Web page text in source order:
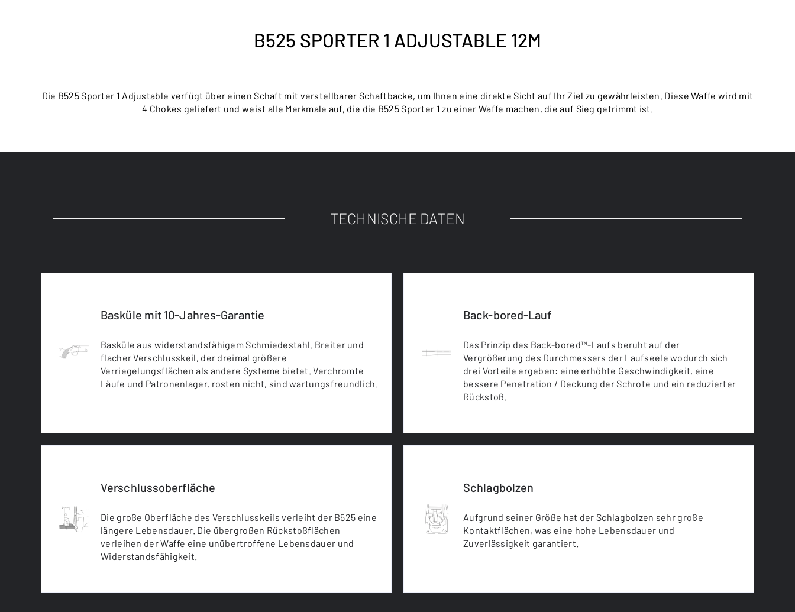
B525 SPORTER 1 ADJUSTABLE 12M
Die B525 Sporter 1 Adjustable verfügt über einen Schaft mit verstellbarer Schaftbacke, um Ihnen eine direkte Sicht auf Ihr Ziel zu gewährleisten. Diese Waffe wird mit
4 Chokes geliefert und weist alle Merkmale auf, die die B525 Sporter 1 zu einer Waffe machen, die auf Sieg getrimmt ist.
TECHNISCHE DATEN
Basküle mit 10-Jahres-Garantie
Basküle aus widerstandsfähigem Schmiedestahl. Breiter und
flacher Verschlusskeil, der dreimal größere
Verriegelungsflächen als andere Systeme bietet. Verchromte
Läufe und Patronenlager, rosten nicht, sind wartungsfreundlich.
Back-bored-Lauf
Das Prinzip des Back-bored™-Laufs beruht auf der
Vergrößerung des Durchmessers der Laufseele wodurch sich
drei Vorteile ergeben: eine erhöhte Geschwindigkeit, eine
bessere Penetration / Deckung der Schrote und ein reduzierter
Rückstoß.
Verschlussoberfläche
Die große Oberfläche des Verschlusskeils verleiht der B525 eine
längere Lebensdauer. Die übergroßen Rückstoßflächen
verleihen der Waffe eine unübertroffene Lebensdauer und
Widerstandsfähigkeit.
Schlagbolzen
Aufgrund seiner Größe hat der Schlagbolzen sehr große
Kontaktflächen, was eine hohe Lebensdauer und
Zuverlässigkeit garantiert.